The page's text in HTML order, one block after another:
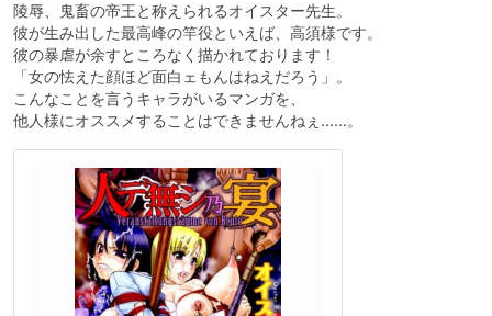
陵辱、鬼畜の帝王と称えられるオイスター先生。
彼が生み出した最高峰の竿役といえば、高須様です。
彼の暴虐が余すところなく描かれております！
「女の怯えた顔ほど面白ェもんはねえだろう」。
こんなことを言うキャラがいるマンガを、
他人様にオススメすることはできませんねぇ……。